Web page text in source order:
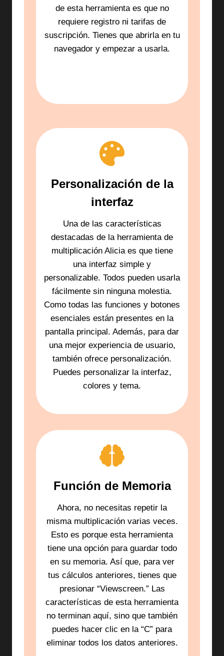
de esta herramienta es que no
requiere registro ni tarifas de
suscripción. Tienes que abrirla en tu
navegador y empezar a usarla.
Personalización de la
interfaz
Una de las características
destacadas de la herramienta de
multiplicación Alicia es que tiene
una interfaz simple y
personalizable. Todos pueden usarla
fácilmente sin ninguna molestia.
Como todas las funciones y botones
esenciales están presentes en la
pantalla principal. Además, para dar
una mejor experiencia de usuario,
también ofrece personalización.
Puedes personalizar la interfaz,
colores y tema.
Función de Memoria
Ahora, no necesitas repetir la
misma multiplicación varias veces.
Esto es porque esta herramienta
tiene una opción para guardar todo
en su memoria. Así que, para ver
tus cálculos anteriores, tienes que
presionar “Viewscreen.” Las
características de esta herramienta
no terminan aquí, sino que también
puedes hacer clic en la “C” para
eliminar todos los datos anteriores.